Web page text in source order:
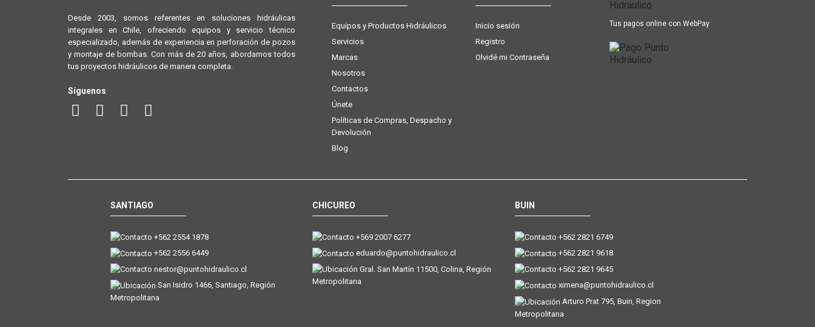
Desde 2003, somos referentes en soluciones hidráulicas
integrales en Chile, ofreciendo equipos y servicio técnico
especializado, además de experiencia en perforación de pozos
y montaje de bombas. Con más de 20 años, abordamos todos
tus proyectos hidráulicos de manera completa.
Síguenos
Equipos y Productos Hidráulicos
Servicios
Marcas
Nosotros
Contactos
Únete
Políticas de Compras, Despacho y
Devolución
Blog
Inicio sesión
Registro
Olvidé mi Contraseña
Tus pagos online con WebPay
SANTIAGO
+562 2554 1878
+562 2556 6449
nestor@puntohidraulico.cl
San Isidro 1466, Santiago, Región
Metropolitana
CHICUREO
+569 2007 6277
eduardo@puntohidraulico.cl
Gral. San Martín 11500, Colina, Región
Metropolitana
BUIN
+562 2821 6749
+562 2821 9618
+562 2821 9645
ximena@puntohidraulico.cl
Arturo Prat 795, Buin, Region
Metropolitana